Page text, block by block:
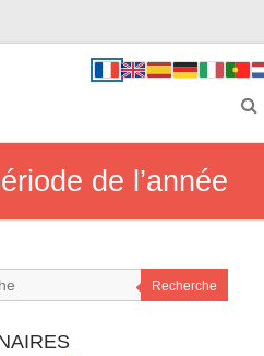
de l’année
Recherche